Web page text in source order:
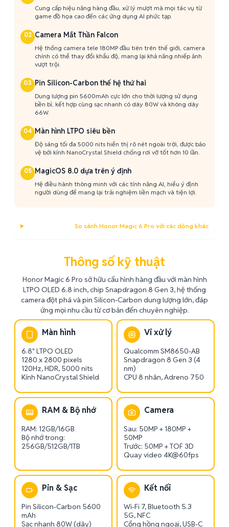
Cung cấp hiệu năng hàng đầu, xử lý mượt mà mọi tác vụ từ
game đồ họa cao đến các ứng dụng AI phức tạp.
02 Camera Mắt Thần Falcon
Hệ thống camera tele 180MP đầu tiên trên thế giới, camera
chính có thể thay đổi khẩu độ, mang lại khả năng nhiếp ảnh
vượt trội.
03 Pin Silicon-Carbon thế hệ thứ hai
Dung lượng pin 5600mAh cực lớn cho thời lượng sử dụng
bền bỉ, kết hợp cùng sạc nhanh có dây 80W và không dây
66W.
04 Màn hình LTPO siêu bền
Độ sáng tối đa 5000 nits hiển thị rõ nét ngoài trời, được bảo
vệ bởi kính NanoCrystal Shield chống rơi vỡ tốt hơn 10 lần.
05 MagicOS 8.0 dựa trên ý định
Hệ điều hành thông minh với các tính năng AI, hiểu ý định
người dùng để mang lại trải nghiệm liền mạch và tiện lợi.
So sánh Honor Magic 6 Pro với các dòng khác
Thông số kỹ thuật
Honor Magic 6 Pro sở hữu cấu hình hàng đầu với màn hình
LTPO OLED 6.8 inch, chip Snapdragon 8 Gen 3, hệ thống
camera đột phá và pin Silicon-Carbon dung lượng lớn, đáp
ứng mọi nhu cầu từ cơ bản đến chuyên nghiệp.
Màn hình
6.8" LTPO OLED
1280 x 2800 pixels
120Hz, HDR, 5000 nits
Kính NanoCrystal Shield
Vi xử lý
Qualcomm SM8650-AB
Snapdragon 8 Gen 3 (4
nm)
CPU 8 nhân, Adreno 750
RAM & Bộ nhớ
RAM: 12GB/16GB
Bộ nhớ trong:
256GB/512GB/1TB
Camera
Sau: 50MP + 180MP +
50MP
Trước: 50MP + TOF 3D
Quay video 4K@60fps
Pin & Sạc
Pin Silicon-Carbon 5600
mAh
Sạc nhanh 80W (dây)
Kết nối
Wi-Fi 7, Bluetooth 5.3
5G, NFC
Cổng hồng ngoại, USB-C